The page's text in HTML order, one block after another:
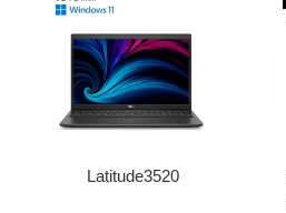
Latitude3520